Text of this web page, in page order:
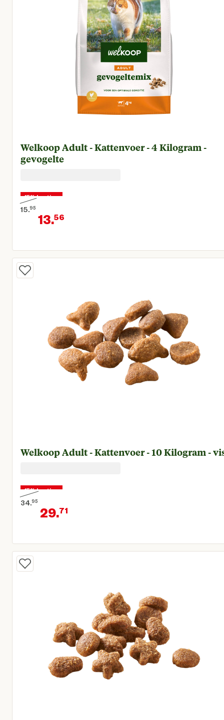
Welkoop Adult - Kattenvoer - 4 Kilogram -
gevogelte
15% korting
15. 95
Oorspronkelijke prijs € 15,95
13.56
Huidige prijs € 13,56
Welkoop Adult - Kattenvoer - 10 Kilogram -
15% korting
34.95
Oorspronkelijke prijs € 34,95
29.71
Huidige prijs € 29,71